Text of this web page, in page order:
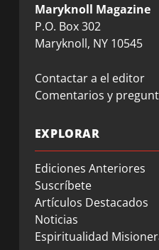
Maryknoll Magazine
P.O. Box 302
Maryknoll, NY 10545
Contactar a el editor
Comentarios y
EXPLORAR
Ediciones Anteriores
Suscríbete
Artículos Destacados
Noticias
Espiritualidad